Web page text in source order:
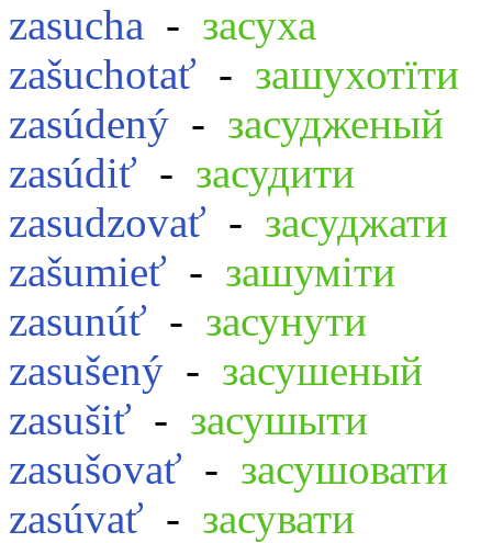
zasucha - засуха
zašuchotať - зашухотїти
zasúdený - засудженый
zasúdiť - засудити
zasudzovať - засуджати
zašumieť - зашуміти
zasunúť - засунути
zasušený - засушеный
zasušiť - засушыти
zasušovať - засушовати
zasúvať - засувати